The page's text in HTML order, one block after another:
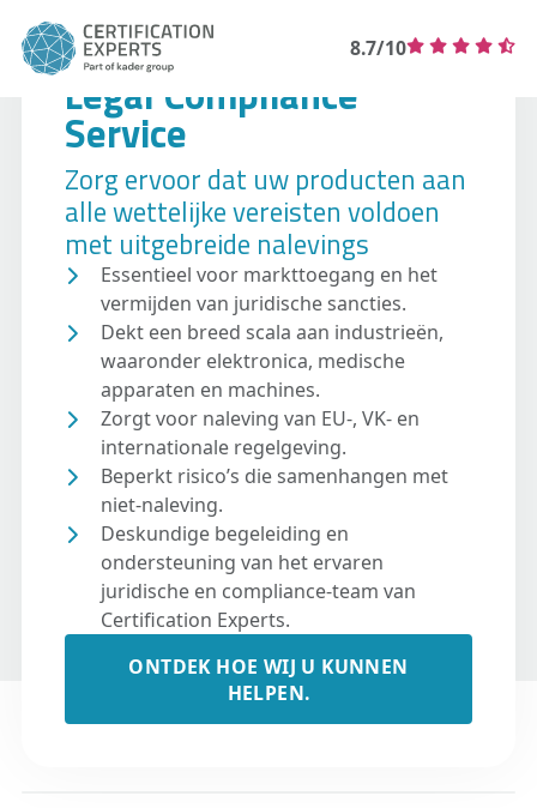
8.7/10
Legal Compliance
Service
Zorg ervoor dat uw producten aan
alle wettelijke vereisten voldoen
met uitgebreide nalevings
Essentieel voor markttoegang en het
vermijden van juridische sancties.
Dekt een breed scala aan industrieën,
waaronder elektronica, medische
apparaten en machines.
Zorgt voor naleving van EU-, VK- en
internationale regelgeving.
Beperkt risico’s die samenhangen met
niet-naleving.
Deskundige begeleiding en
ondersteuning van het ervaren
juridische en compliance-team van
Certification Experts.
ONTDEK HOE WIJ U KUNNEN
HELPEN.